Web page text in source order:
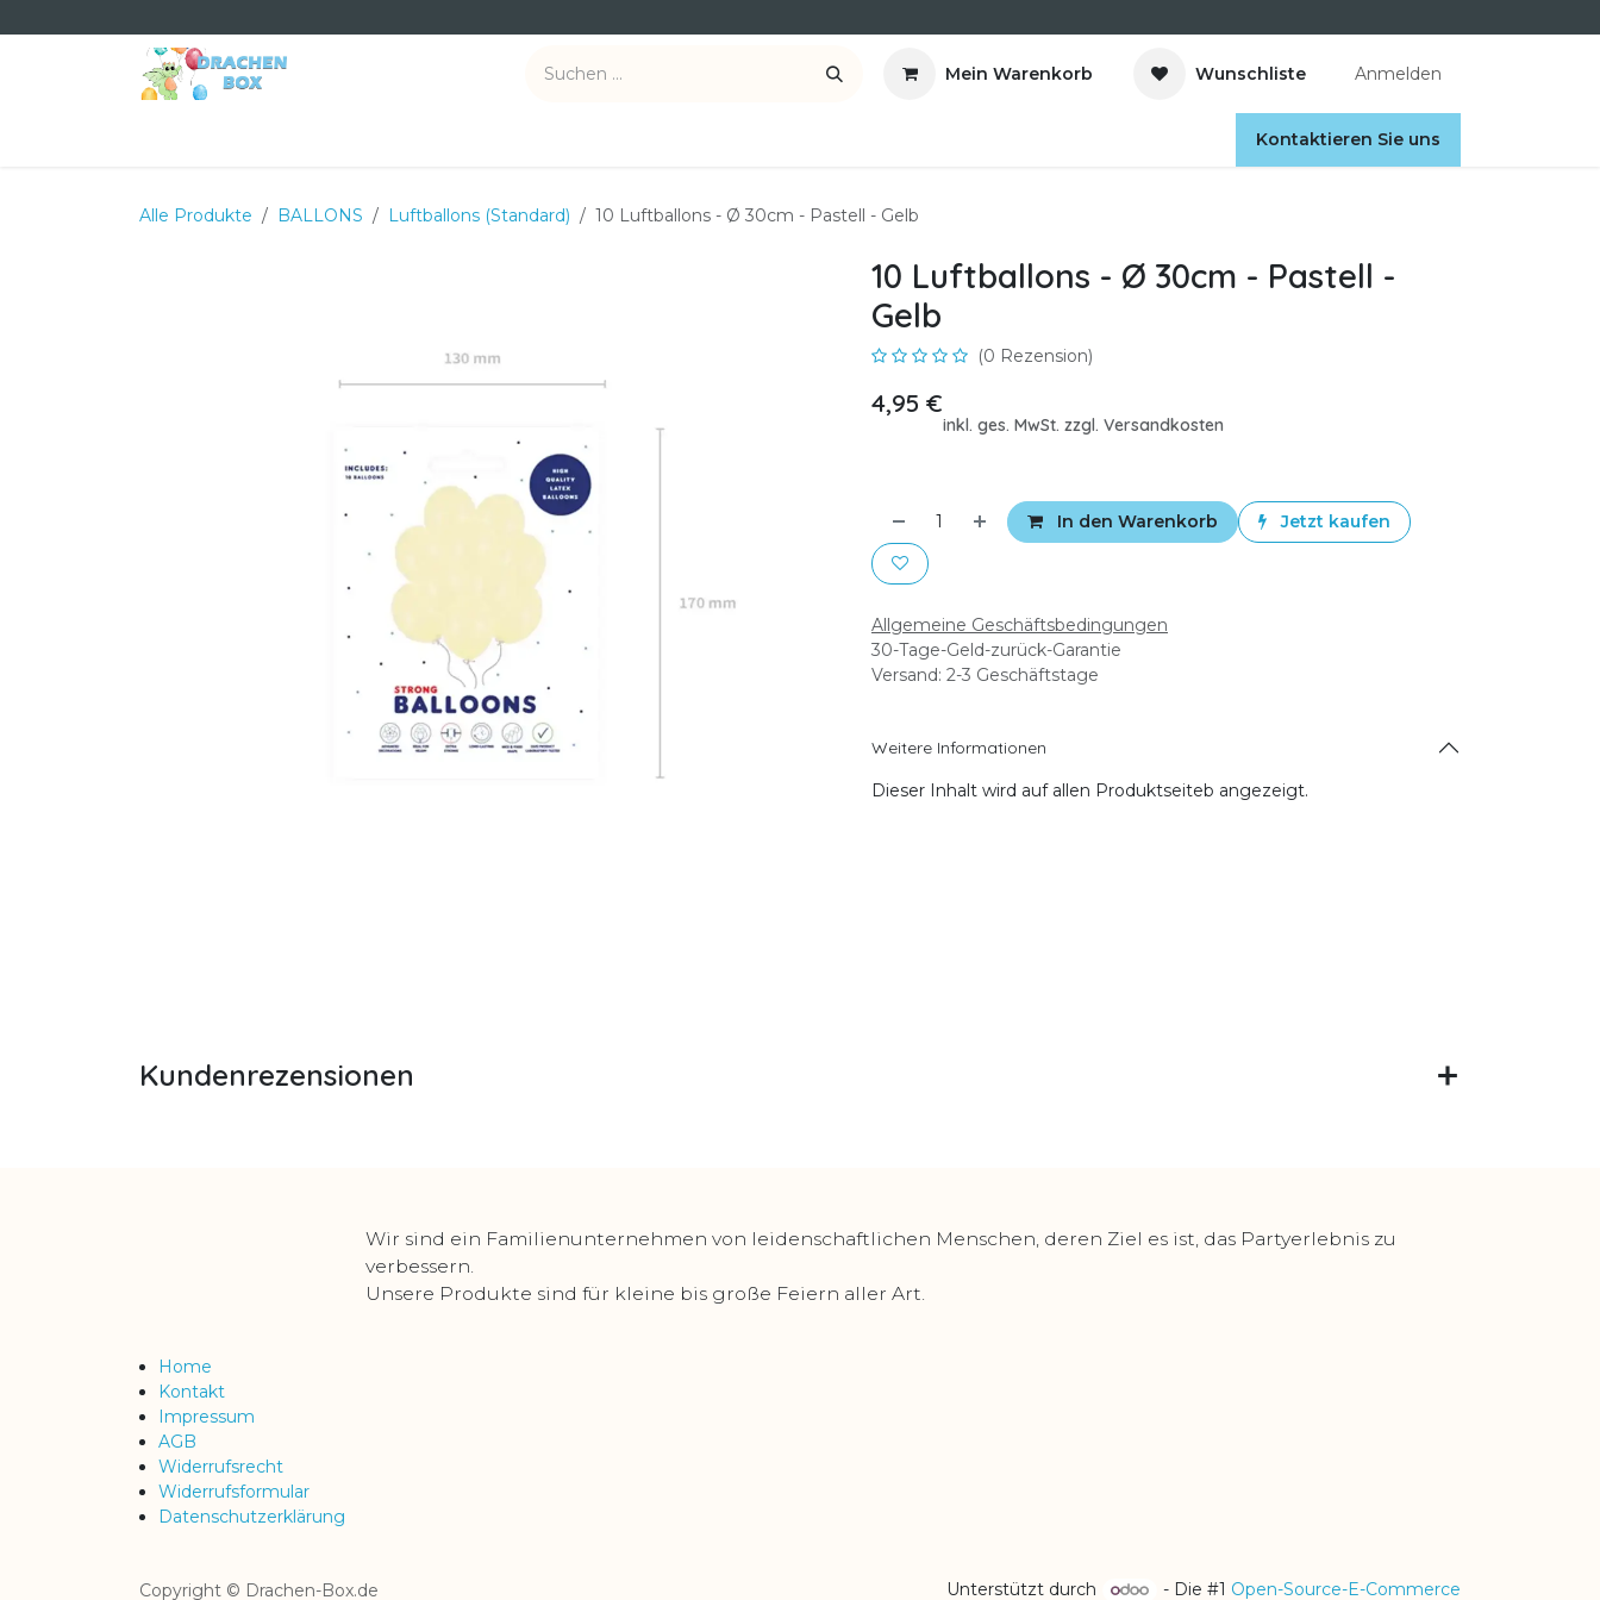
Mein Warenkorb Wunschliste Anmelden
Kontaktieren Sie uns
Alle Produkte BALLONS Luftballons (Standard) 10 Luftballons - Ø 30cm - Pastell - Gelb
10 Luftballons - Ø 30cm - Pastell -
Gelb
(0 Rezension)
4,95 €
inkl. ges. MwSt. zzgl. Versandkosten
In den Warenkorb Jetzt kaufen
Allgemeine Geschäftsbedingungen
30-Tage-Geld-zurück-Garantie
Versand: 2-3 Geschäftstage
Weitere Informationen
Dieser Inhalt wird auf allen Produktseiteb angezeigt.
Kundenrezensionen
Wir sind ein Familienunternehmen von leidenschaftlichen Menschen, deren Ziel es ist, das Partyerlebnis zu
verbessern.
Unsere Produkte sind für kleine bis große Feiern aller Art.
Home
Kontakt
Impressum
AGB
Widerrufsrecht
Widerrufsformular
Datenschutzerklärung
Copyright © Drachen-Box.de Unterstützt durch - Die #1 Open-Source-E-Commerce